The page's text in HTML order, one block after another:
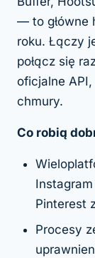
— to główne
roku. Łączy
połącz się
oficjalne
chmury.
Co robią
Pinterest
Procesy